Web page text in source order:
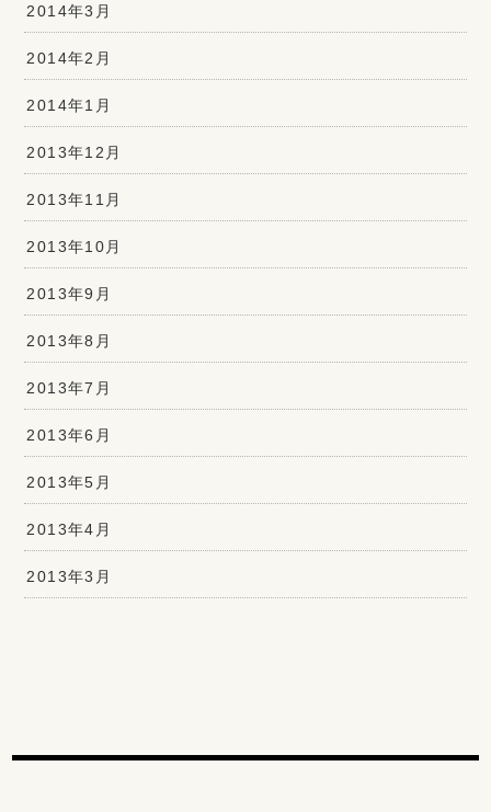
2014年3月
2014年2月
2014年1月
2013年12月
2013年11月
2013年10月
2013年9月
2013年8月
2013年7月
2013年6月
2013年5月
2013年4月
2013年3月